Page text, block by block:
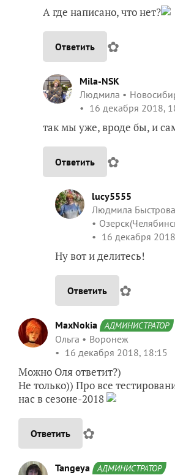
А где написано, что нет?
Ответить ✿
Mila-NSK
Людмила
16 декабря 2018,
так мы уже, вроде бы, и
Ответить ✿
lucy5555
Людмила Быстрова
16 декабря
Ну вот и делитесь!
Ответить ✿
MaxNokia АДМИНИСТРАТОР
Ольга
Воронеж
16 декабря 2018, 18:15
Можно Оля ответит?)
Не только)) Про все
нас в сезоне-2018
Ответить ✿
Tangeya АДМИНИСТРАТОР